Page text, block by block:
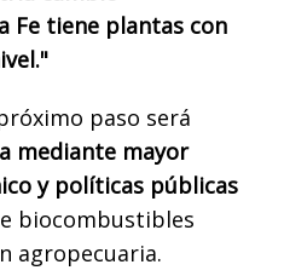
Fe tiene plantas con
paso será
mediante mayor
y políticas públicas
biocombustibles
agropecuaria.